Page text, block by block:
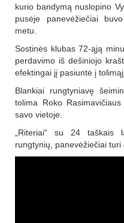
kurio bandymą nuslopino
pusėje panevėžiečiai
metu.
Sostinės klubas 72-ąją
perdavimo iš dešiniojo
efektingai jį pasiuntė į
Blankiai rungtyniavę
tolima Roko
savo vietoje.
„Riteriai“ su 24 taškais
rungtynių, panevėžiečiai turi